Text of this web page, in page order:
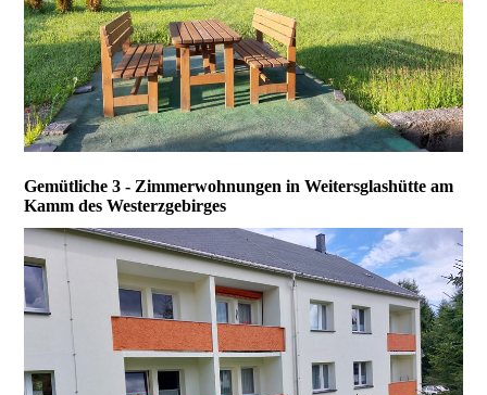
Gemütliche 3 - Zimmerwohnungen in Weitersglashütte am
Kamm des Westerzgebirges